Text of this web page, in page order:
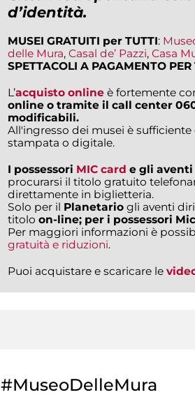
d’identità.
MUSEI GRATUITI per TUTTI:
delle Mura, Casal de’ Pazzi, Casa
SPETTACOLI A PAGAMENTO PER
L’acquisto online è fortemente
online o tramite il call center
modificabili.
All'ingresso dei musei è
stampata o digitale.
I possessori MIC card e gli
procurarsi il titolo gratuito
direttamente in biglietteria.
Solo per il Planetario gli aventi
titolo on-line; per i possessori
Per maggiori informazioni è
gratuità e riduzioni.
Puoi acquistare e scaricare le
#MuseoDelleMura